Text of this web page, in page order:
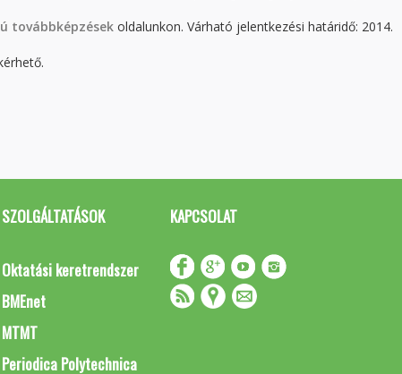
továbbképzésekoldalunkon. Várható jelentkezési határidő: 2014.
SZOLGÁLTATÁSOK
Oktatási keretrendszer
BMEnet
MTMT
Periodica Polytechnica
KAPCSOLAT